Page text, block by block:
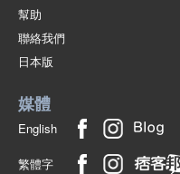
幫助
聯絡我們
日本版
媒體
English
繁體字